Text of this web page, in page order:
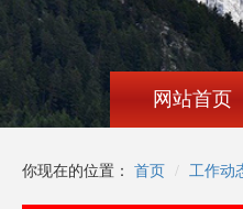
网站首页
你现在的位置： 首页 工作动